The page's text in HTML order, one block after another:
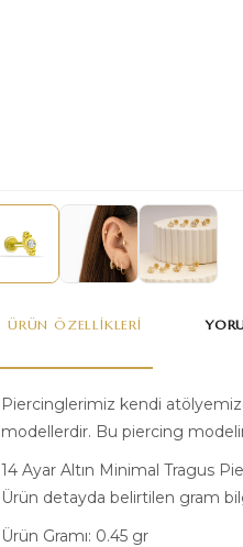
ÜRÜN ÖZELLIKLERI
Piercinglerimiz kendi
modellerdir. Bu piercing
14 Ayar Altın Minimal Tragus
Ürün detayda belirtilen gram
Ürün Gramı: 0.45 gr